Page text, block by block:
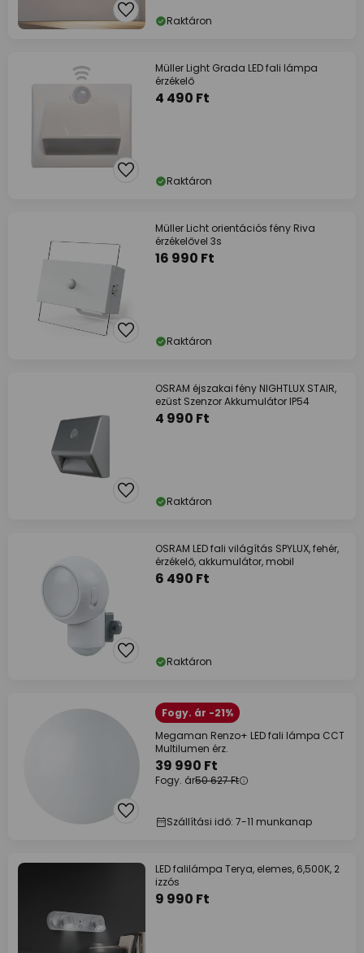
Raktáron
Müller Light Grada LED fali lámpa
érzékelő
4 490 Ft
Raktáron
Müller Licht orientációs fény Riva
érzékelővel 3s
16 990 Ft
Raktáron
OSRAM éjszakai fény NIGHTLUX STAIR,
ezüst Szenzor Akkumulátor IP54
4 990 Ft
Raktáron
OSRAM LED fali világítás SPYLUX, fehér,
érzékelő, akkumulátor, mobil
6 490 Ft
Raktáron
Fogy. ár -21%
Megaman Renzo+ LED fali lámpa CCT
Multilumen érz.
39 990 Ft
Fogy. ár50 627 Ft
Szállítási idő: 7-11 munkanap
LED falilámpa Terya, elemes, 6,500K, 2
izzós
9 990 Ft